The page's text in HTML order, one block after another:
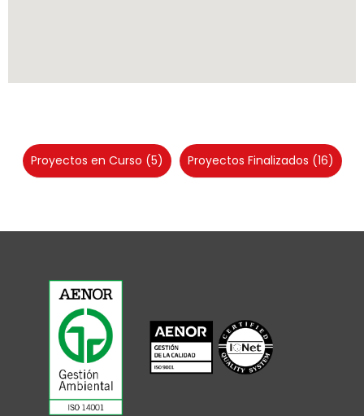
Proyectos en Curso (5) Proyectos Finalizados (16)